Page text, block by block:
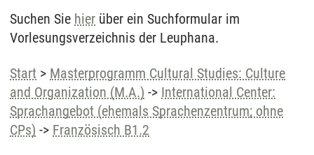
Suchen Sie hier über ein Suchformular im
Vorlesungsverzeichnis der Leuphana.
Start > Masterprogramm Cultural Studies: Culture
and Organization (M.A.) -> International Center:
Sprachangebot (ehemals Sprachenzentrum; ohne
CPs) -> Französisch B1.2